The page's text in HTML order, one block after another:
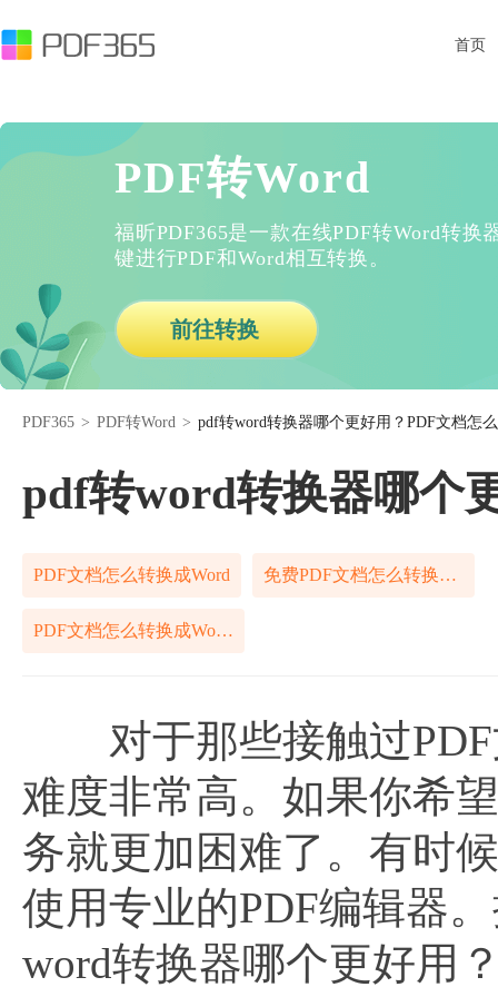
首页
PDF转Word
福昕PDF365是一款在线PDF转Word转换
键进行PDF和Word相互转换。
前往转换
PDF365 > PDF转Word > pdf转word转换器哪个更好用？PDF文档怎
pdf转word转换器哪个
PDF文档怎么转换成Word 免费PDF文档怎么转换成Word
PDF文档怎么转换成Word如何搞定
对于那些接触过PDF
难度非常高。如果你希
务就更加困难了。有时
使用专业的PDF编辑器
word转换器哪个更好用